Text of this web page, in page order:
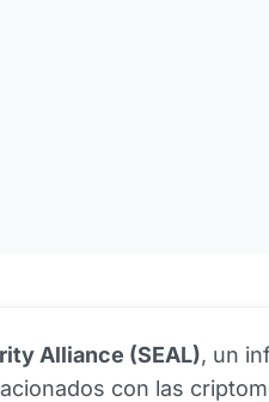
Alliance (SEAL), un
con las